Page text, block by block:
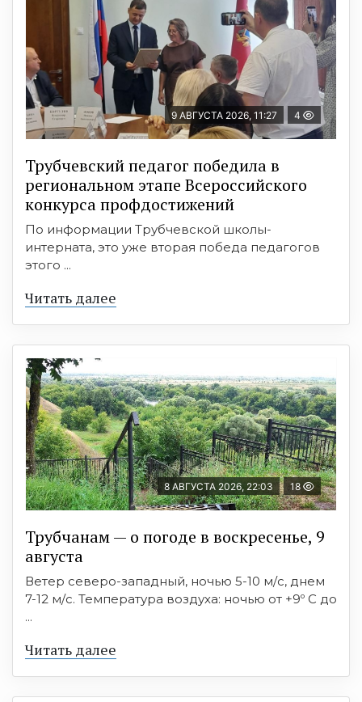
9 АВГУСТА 2026, 11:27 4
Трубчевский педагог победила в
региональном этапе Всероссийского
конкурса профдостижений
По информации Трубчевской школы-
интерната, это уже вторая победа педагогов
этого ...
Читать далее
8 АВГУСТА 2026, 22:03 18
Трубчанам — о погоде в воскресенье, 9
августа
Ветер северо-западный, ночью 5-10 м/с, днем
7-12 м/с. Температура воздуха: ночью от +9º C до
...
Читать далее